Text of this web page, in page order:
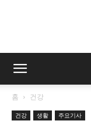
홈 건강
건강 생활 주요기사